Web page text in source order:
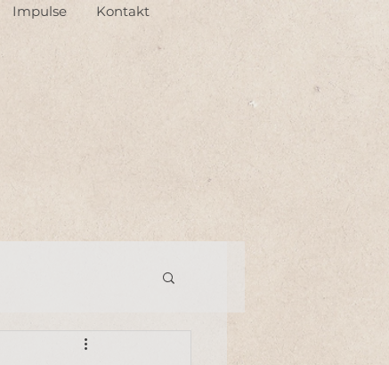
Impulse Kontakt